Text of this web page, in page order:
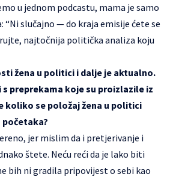
u jednom podcastu, mama je samo
“Ni slučajno — do kraja emisije ćete se
najtočnija politička analiza koju
žena u politici i dalje je aktualno.
preprekama koje su proizlazile iz
koliko se položaj žena u politici
početaka?
jer mislim da i pretjerivanje i
štete. Neću reći da je lako biti
bih ni gradila pripovijest o sebi kao